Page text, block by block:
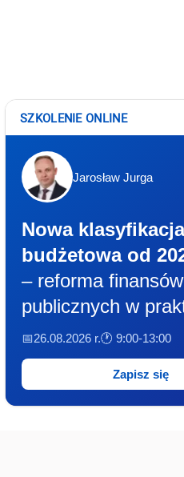
SZKOLENIE ONLINE
Jarosław Jurga
Nowa klasyfikacja
budżetowa od
– reforma finansów
publicznych w
📅26.08.2026 r.🕐 9:00-13:00
Zapisz się